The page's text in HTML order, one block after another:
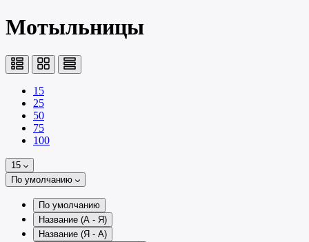
Мотыльницы
15
25
50
75
100
15
По умолчанию
По умолчанию
Название (А - Я)
Название (Я - А)